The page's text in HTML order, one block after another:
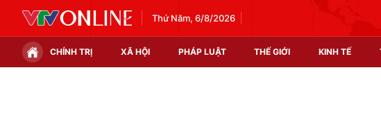
Thứ Năm, 6/8/2026
CHÍNH TRỊ XÃ HỘI PHÁP LUẬT THẾ GIỚI KINH TẾ